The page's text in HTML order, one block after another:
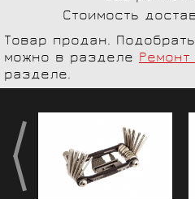
Стоимость
Товар продан.
можно в разделе
разделе.